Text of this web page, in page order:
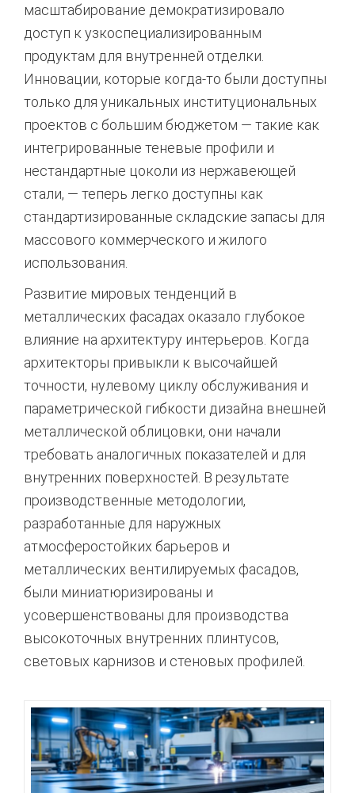
масштабирование демократизировало
доступ к узкоспециализированным
продуктам для внутренней отделки.
Инновации, которые когда-то были доступны
только для уникальных институциональных
проектов с большим бюджетом — такие как
интегрированные теневые профили и
нестандартные цоколи из нержавеющей
стали, — теперь легко доступны как
стандартизированные складские запасы для
массового коммерческого и жилого
использования.
Развитие мировых тенденций в
металлических фасадах оказало глубокое
влияние на архитектуру интерьеров. Когда
архитекторы привыкли к высочайшей
точности, нулевому циклу обслуживания и
параметрической гибкости дизайна внешней
металлической облицовки, они начали
требовать аналогичных показателей и для
внутренних поверхностей. В результате
производственные методологии,
разработанные для наружных
атмосферостойких барьеров и
металлических вентилируемых фасадов,
были миниатюризированы и
усовершенствованы для производства
высокоточных внутренних плинтусов,
световых карнизов и стеновых профилей.